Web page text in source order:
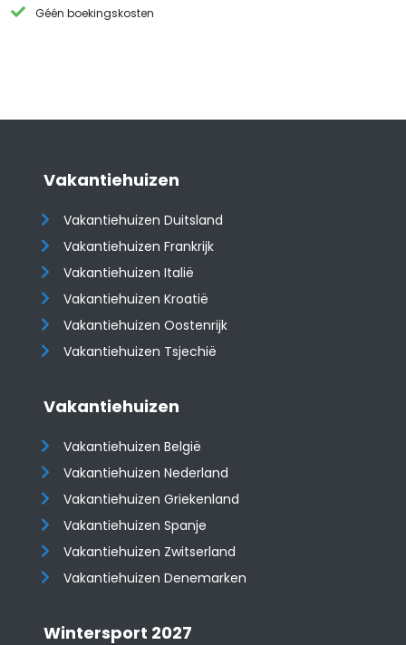
Géén boekingskosten
Vakantiehuizen
Vakantiehuizen Duitsland
Vakantiehuizen Frankrijk
Vakantiehuizen Italië
Vakantiehuizen Kroatië
​​​​​​​Vakantiehuizen Oostenrijk
Vakantiehuizen Tsjechië
Vakantiehuizen
Vakantiehuizen België
Vakantiehuizen Nederland
Vakantiehuizen Griekenland
Vakantiehuizen Spanje
​​​​​​​Vakantiehuizen Zwitserland
Vakantiehuizen Denemarken
Wintersport 2027